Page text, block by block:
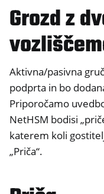
Grozd z
Aktivna/pasivna
podprta in bo
Priporočamo
NetHSM bodisi
katerem koli
„Priča“.